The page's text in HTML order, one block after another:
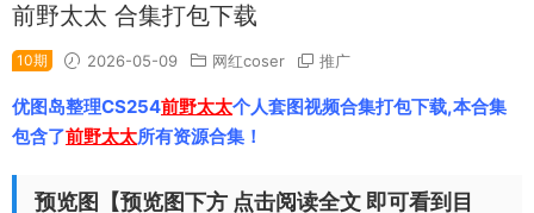
前野太太 合集打包下载
10期 2026-05-09 网红coser 推广
优图岛整理CS254前野太太个人套图视频合集打包下载,本合集
包含了前野太太所有资源合集！
预览图【预览图下方 点击阅读全文 即可看到目